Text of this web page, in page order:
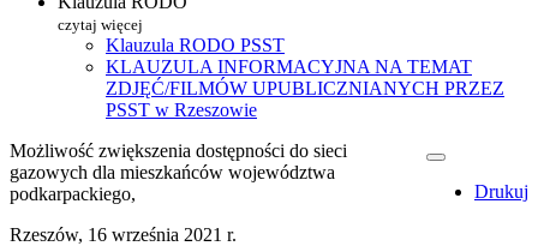
czytaj więcej
Klauzula RODO PSST
KLAUZULA INFORMACYJNA NA TEMAT
ZDJĘĆ/FILMÓW UPUBLICZNIANYCH PRZEZ
PSST w Rzeszowie
Drukuj
Możliwość zwiększenia dostępności do sieci
gazowych dla mieszkańców województwa
podkarpackiego,
Rzeszów, 16 września 2021 r.